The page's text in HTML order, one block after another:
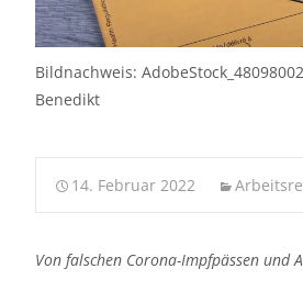
Bildnachweis:
Benedikt
14. Februar 2022
Von falschen Corona-Impfpässen und